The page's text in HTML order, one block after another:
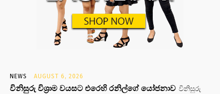
NEWS AUGUST 6, 2026
විනිසුරු විශ්‍රාම වයසට එරෙහි රනිල්ගේ යෝජනාව විනිසුරු